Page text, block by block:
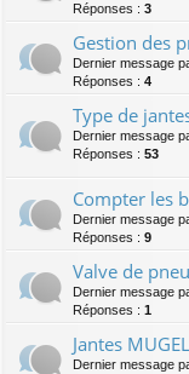
Réponses : 3
Gestion des
Dernier message
Réponses : 4
Type de
Dernier message
Réponses : 53
Compter les
Dernier message
Réponses : 9
Valve de
Dernier message
Réponses : 1
Jantes
Dernier message